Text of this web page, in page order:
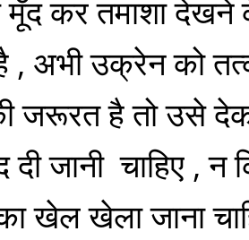
कर तमाशा देखने
है , अभी उक्रेन को
जरूरत है तो उसे
जानी चाहिए , न
खेल खेला जाना